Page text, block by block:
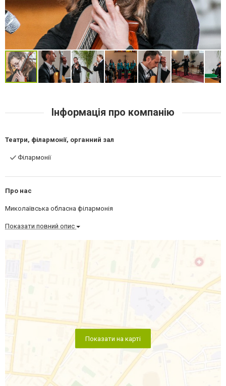
Інформація про компанію
Театри, філармонії, органний зал
Філармонії
Про нас
Миколаївська обласна філармонія
Показати повний опис
Показати на карті